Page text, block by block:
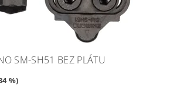
SM-SH51 BEZ PLÁTU
%)